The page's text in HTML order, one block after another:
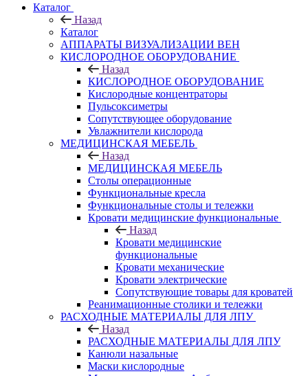
Каталог
Назад
Каталог
АППАРАТЫ ВИЗУАЛИЗАЦИИ ВЕН
КИСЛОРОДНОЕ ОБОРУДОВАНИЕ
Назад
КИСЛОРОДНОЕ ОБОРУДОВАНИЕ
Кислородные концентраторы
Пульсоксиметры
Сопутствующее оборудование
Увлажнители кислорода
МЕДИЦИНСКАЯ МЕБЕЛЬ
Назад
МЕДИЦИНСКАЯ МЕБЕЛЬ
Столы операционные
Функциональные кресла
Функциональные столы и тележки
Кровати медицинские функциональные
Назад
Кровати медицинские
функциональные
Кровати механические
Кровати электрические
Сопутствующие товары для кроватей
Реанимационные столики и тележки
РАСХОДНЫЕ МАТЕРИАЛЫ ДЛЯ ЛПУ
Назад
РАСХОДНЫЕ МАТЕРИАЛЫ ДЛЯ ЛПУ
Канюли назальные
Маски кислородные